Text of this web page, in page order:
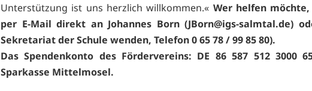
Unterstützung ist uns herzlich willkommen.« Wer helfen
per E-Mail direkt an Johannes Born (JBorn@igs-salmtal.de)
Sekretariat der Schule wenden, Telefon 0 65 78 / 99 85 80).
Das Spendenkonto des Fördervereins: DE 86 587 512 3000
Sparkasse Mittelmosel.